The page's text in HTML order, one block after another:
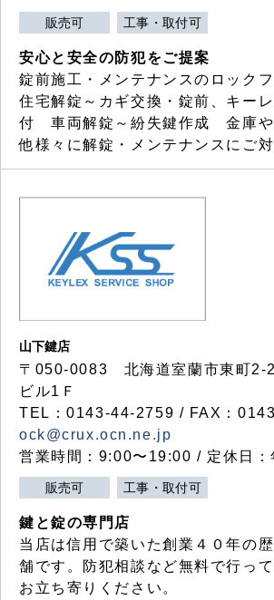
販売可 工事・取付可
安心と安全の防犯をご提案
錠前施工・メンテナンスのロックフ
住宅解錠～カギ交換・錠前、キー
付 車両解錠～紛失鍵作成 金庫や
他様々に解錠・メンテナンスにご対
山下鍵店
〒050-0083 北海道室蘭市東町
ビル1Ｆ
TEL：0143-44-2759 / FAX：
ock@crux.ocn.ne.jp
営業時間：9:00〜19:00 / 定休日：
販売可 工事・取付可
鍵と錠の専門店
当店は信用で築いた創業４０年の
舗です。防犯相談など無料で行っ
お立ち寄りください。